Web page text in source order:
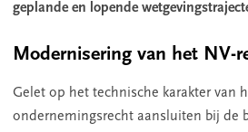
geplande en lopende
Modernisering van het NV-
Gelet op het technische karakter van
ondernemingsrecht aansluiten bij de